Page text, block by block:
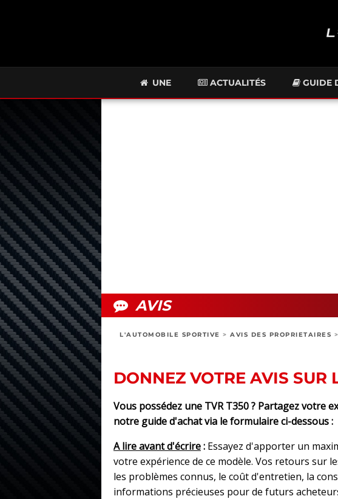
UNE ACTUALITÉS GUIDE
AVIS
L'AUTOMOBILE SPORTIVE > AVIS DES PROPRIETAIRES >
DONNEZ VOTRE AVIS SUR
Vous possédez une TVR T350 ? Partagez votre
notre guide d'achat via le formulaire ci-dessous :
A lire avant d'écrire: Essayez d'apporter un
votre expérience de ce modèle. Vos retours sur
les problèmes connus, le coût d'entretien, la
informations précieuses pour de futurs